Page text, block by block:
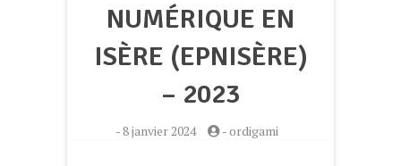
NUMÉRIQUE EN
ISÈRE (EPNISÈRE)
– 2023
-8 janvier 2024 -ordigami